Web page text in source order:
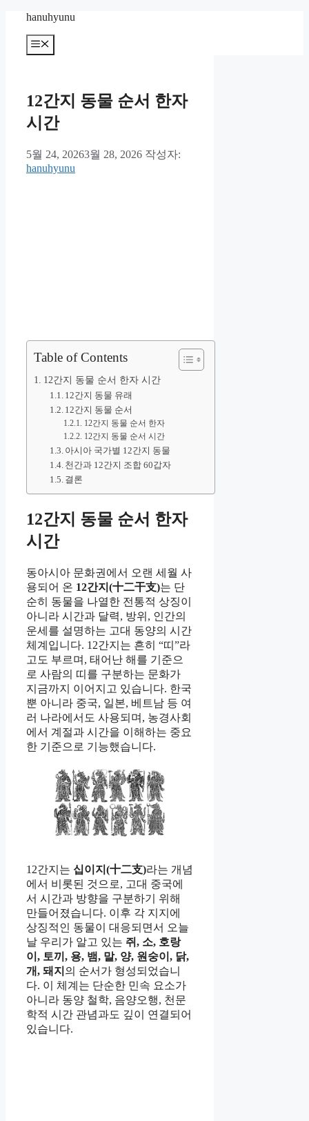
hanuhyunu
메
뉴
12간지 동물 순서 한자
시간
5월 24, 20263월 28, 2026 작성자:
hanuhyunu
Table of Contents
12간지 동물 순서 한자 시간
12간지 동물 유래
12간지 동물 순서
12간지 동물 순서 한자
12간지 동물 순서 시간
아시아 국가별 12간지 동물
천간과 12간지 조합 60갑자
결론
12간지 동물 순서 한자
시간
동아시아 문화권에서 오랜 세월 사
용되어 온 12간지(十二干支)는 단
순히 동물을 나열한 전통적 상징이
아니라 시간과 달력, 방위, 인간의
운세를 설명하는 고대 동양의 시간
체계입니다. 12간지는 흔히 “띠”라
고도 부르며, 태어난 해를 기준으
로 사람의 띠를 구분하는 문화가
지금까지 이어지고 있습니다. 한국
뿐 아니라 중국, 일본, 베트남 등 여
러 나라에서도 사용되며, 농경사회
에서 계절과 시간을 이해하는 중요
한 기준으로 기능했습니다.
12간지는 십이지(十二支)라는 개념
에서 비롯된 것으로, 고대 중국에
서 시간과 방향을 구분하기 위해
만들어졌습니다. 이후 각 지지에
상징적인 동물이 대응되면서 오늘
날 우리가 알고 있는 쥐, 소, 호랑
이, 토끼, 용, 뱀, 말, 양, 원숭이, 닭,
개, 돼지 의 순서가 형성되었습니
다. 이 체계는 단순한 민속 요소가
아니라 동양 철학, 음양오행, 천문
학적 시간 관념과도 깊이 연결되어
있습니다.